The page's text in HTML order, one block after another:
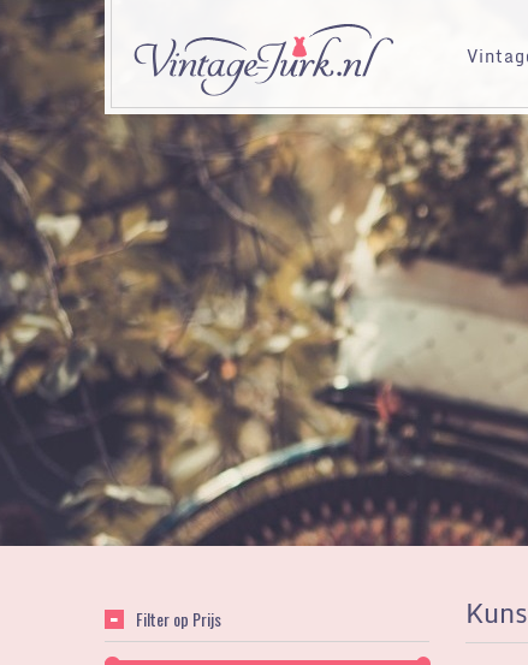
Filter op Prijs